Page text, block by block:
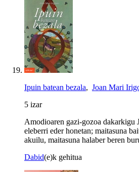
Ipuin batean bezala, Joan Mari
5 izar
Amodioaren gazi-gozoa dakarkigu
eleberri eder honetan; maitasuna
akuilu, maitasuna halaber beren
Dabid(e)k gehitua